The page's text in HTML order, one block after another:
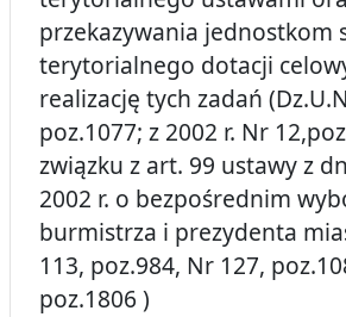
przekazywania jednostkom
terytorialnego dotacji
realizację tych zadań
poz.1077; z 2002 r. Nr
związku z art. 99 ustawy z
2002 r. o bezpośrednim
burmistrza i prezydenta
113, poz.984, Nr 127,
poz.1806 )